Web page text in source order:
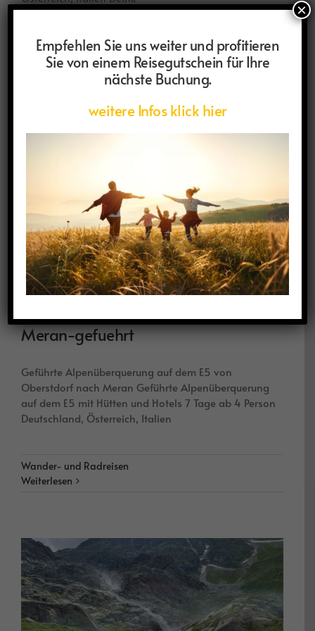
Wander- und Radreisen
Weiterlesen
Meran-gefuehrt
Geführte Alpenüberquerung auf dem E5 von
Oberstdorf nach Meran Geführte Alpenüberquerung
auf dem E5 mit Hütten und Hotels 7 Tage ab 4 Person
Deutschland, Österreich, Italien
Wander- und Radreisen
Weiterlesen
Empfehlen Sie uns weiter und profitieren
Sie von einem Reisegutschein für Ihre
nächste Buchung.
weitere Infos klick hier
×